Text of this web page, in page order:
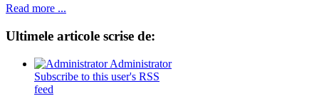
Read more ...
Ultimele articole scrise de:
Administrator
Subscribe to this user's RSS
feed